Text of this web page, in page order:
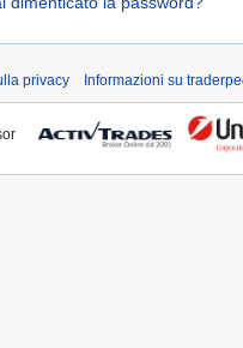
privacy Informazioni su